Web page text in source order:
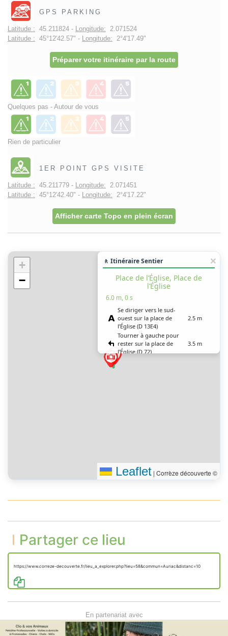
GPS PARKING
Latitude : 45.211824 - Longitude: 2.071524
Latitude : 45°12'42.57" - Longitude: 2°4'17.49"
Préparer votre itinéraire par la route
Quelques pas - Autour de vous
Rien de particulier
1ER POINT GPS VISITE
Latitude : 45.211779 - Longitude: 2.071451
Latitude : 45°12'42.40" - Longitude: 2°4'17.22"
Afficher carte Topo en plein écran
+
−
🚶 Itinéraire Sentier
Place de l’Église, Place de
l’Église
6.0 m, 0 s
Se diriger vers le sud-
ouest sur la place de
l’Église (D 13E4)
2.5 m
Tourner à gauche pour
rester sur la place de
l’Église (D 72)
3.5 m
Vous êtes arrivé à votre
Leaflet | Corrèze découverte ©
Partager ce lieu
https://www.correze-decouverte.fr/lieu_a_explorer.php?lieu=58&commun=Auriac&distanc=10
En partenariat avec